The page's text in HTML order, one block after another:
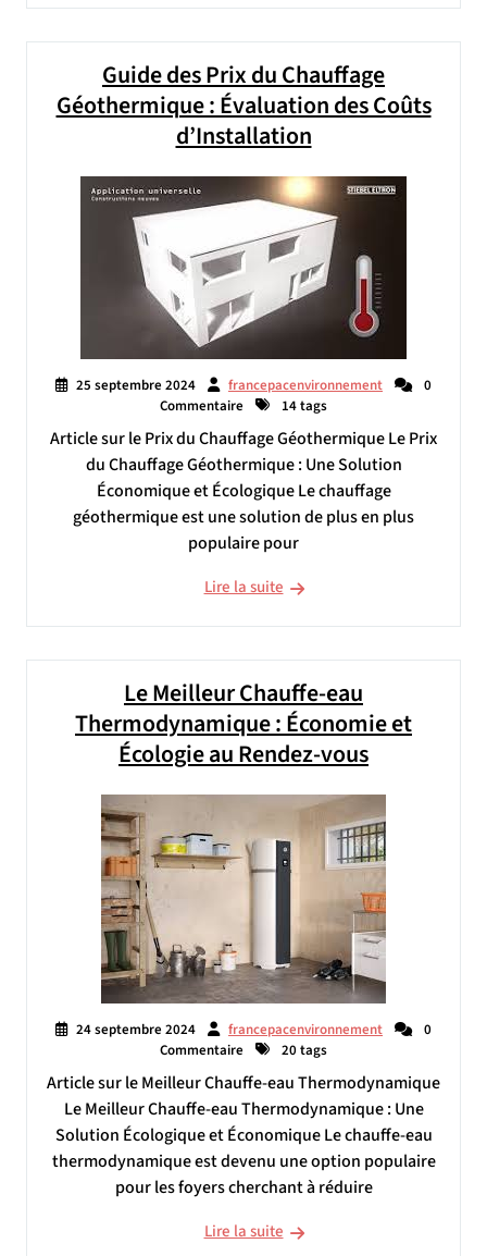
Guide des Prix du Chauffage
Géothermique : Évaluation des Coûts
d’Installation
25 septembre 2024 francepacenvironnement
0
Commentaire
14 tags
Article sur le Prix du Chauffage Géothermique Le Prix
du Chauffage Géothermique : Une Solution
Économique et Écologique Le chauffage
géothermique est une solution de plus en plus
populaire pour
Lire la suite
Le Meilleur Chauffe-eau
Thermodynamique : Économie et
Écologie au Rendez-vous
24 septembre 2024 francepacenvironnement
0
Commentaire
20 tags
Article sur le Meilleur Chauffe-eau Thermodynamique
Le Meilleur Chauffe-eau Thermodynamique : Une
Solution Écologique et Économique Le chauffe-eau
thermodynamique est devenu une option populaire
pour les foyers cherchant à réduire
Lire la suite